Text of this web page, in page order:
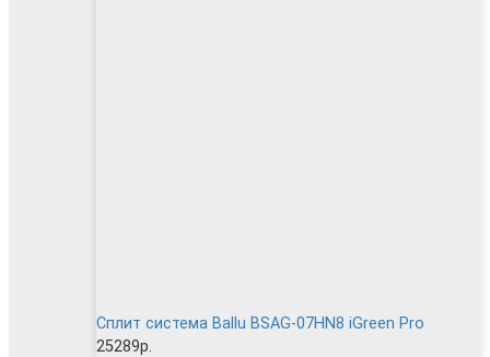
Сплит система Ballu BSAG-07HN8 iGreen Pro
25289р.